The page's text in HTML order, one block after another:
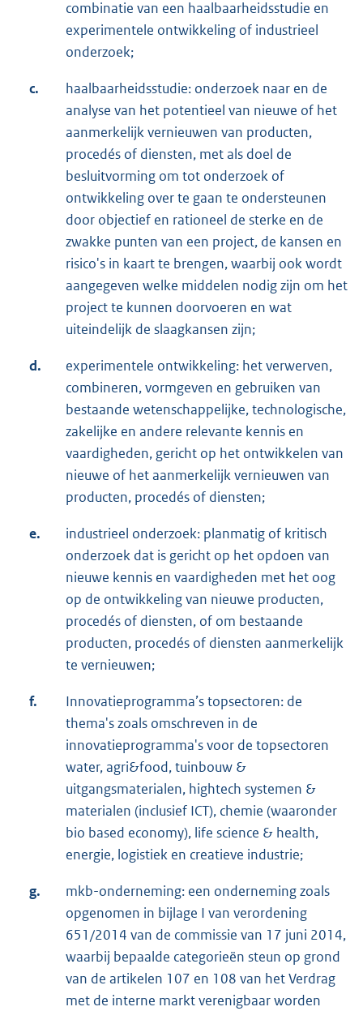
combinatie van een haalbaarheidsstudie en
experimentele ontwikkeling of industrieel
onderzoek;
c.
haalbaarheidsstudie: onderzoek naar en de
analyse van het potentieel van nieuwe of het
aanmerkelijk vernieuwen van producten,
procedés of diensten, met als doel de
besluitvorming om tot onderzoek of
ontwikkeling over te gaan te ondersteunen
door objectief en rationeel de sterke en de
zwakke punten van een project, de kansen en
risico's in kaart te brengen, waarbij ook wordt
aangegeven welke middelen nodig zijn om het
project te kunnen doorvoeren en wat
uiteindelijk de slaagkansen zijn;
d.
experimentele ontwikkeling: het verwerven,
combineren, vormgeven en gebruiken van
bestaande wetenschappelijke, technologische,
zakelijke en andere relevante kennis en
vaardigheden, gericht op het ontwikkelen van
nieuwe of het aanmerkelijk vernieuwen van
producten, procedés of diensten;
e.
industrieel onderzoek: planmatig of kritisch
onderzoek dat is gericht op het opdoen van
nieuwe kennis en vaardigheden met het oog
op de ontwikkeling van nieuwe producten,
procedés of diensten, of om bestaande
producten, procedés of diensten aanmerkelijk
te vernieuwen;
f.
Innovatieprogramma’s topsectoren: de
thema's zoals omschreven in de
innovatieprogramma's voor de topsectoren
water, agri&food, tuinbouw &
uitgangsmaterialen, hightech systemen &
materialen (inclusief ICT), chemie (waaronder
bio based economy), life science & health,
energie, logistiek en creatieve industrie;
g.
mkb-onderneming: een onderneming zoals
opgenomen in bijlage I van verordening
651/2014 van de commissie van 17 juni 2014,
waarbij bepaalde categorieën steun op grond
van de artikelen 107 en 108 van het Verdrag
met de interne markt verenigbaar worden